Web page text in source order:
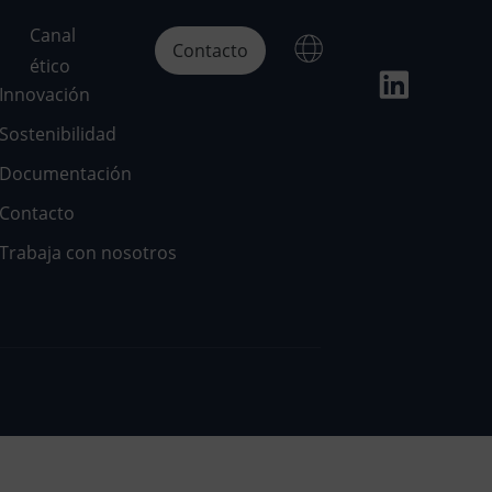
Canal
ético
Contacto
Innovación
Sostenibilidad
Documentación
Contacto
Trabaja con nosotros